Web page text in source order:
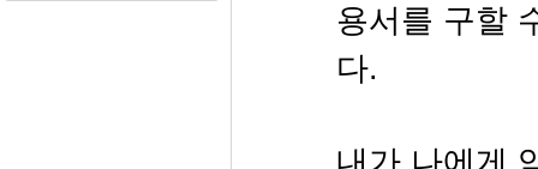
용서를 구할
다.
내가 나에게